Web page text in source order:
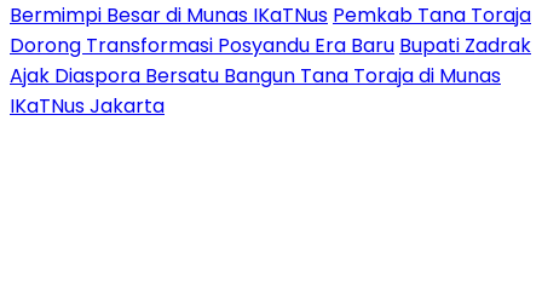
Bermimpi Besar di Munas IKaTNus Pemkab Tana Toraja
Dorong Transformasi Posyandu Era Baru Bupati Zadrak
Ajak Diaspora Bersatu Bangun Tana Toraja di Munas
IKaTNus Jakarta